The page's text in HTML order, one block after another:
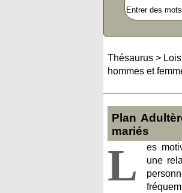
Thésaurus >
hommes et
Plan
mariés
L
es
une